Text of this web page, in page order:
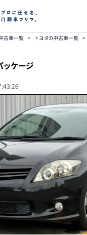
古車一覧 > トヨタの中古車一覧 >
ッケージ